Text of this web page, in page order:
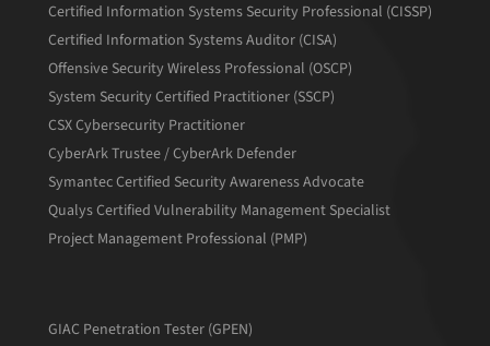
Certified Information Systems Security Professional (CISSP)
Certified Information Systems Auditor (CISA)
Offensive Security Wireless Professional (OSCP)
System Security Certified Practitioner (SSCP)
CSX Cybersecurity Practitioner
CyberArk Trustee / CyberArk Defender
Symantec Certified Security Awareness Advocate
Qualys Certified Vulnerability Management Specialist
Project Management Professional (PMP)
GIAC Penetration Tester (GPEN)